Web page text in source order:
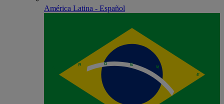
América Latina - Español